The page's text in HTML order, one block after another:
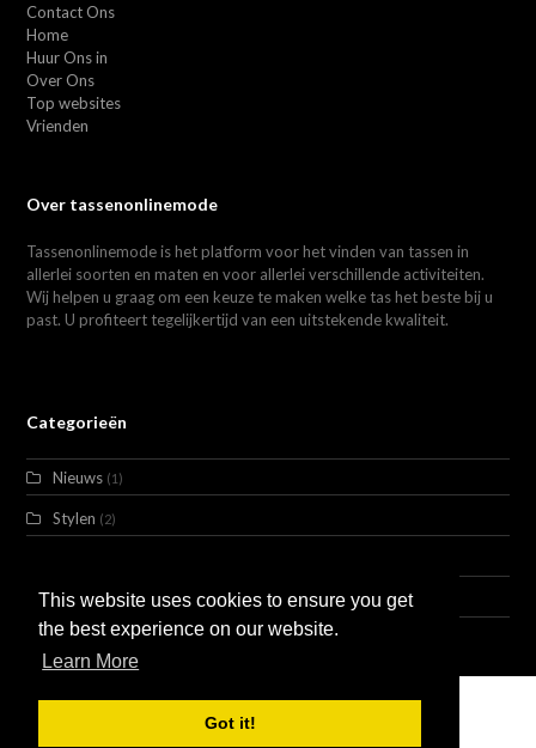
This website uses cookies to ensure you get
the best experience on our website.
Learn More
Got it!
Contact Ons
Home
Huur Ons in
Over Ons
Top websites
Vrienden
Over tassenonlinemode
Tassenonlinemode is het platform voor het vinden van tassen in
allerlei soorten en maten en voor allerlei verschillende activiteiten.
Wij helpen u graag om een keuze te maken welke tas het beste bij u
past. U profiteert tegelijkertijd van een uitstekende kwaliteit.
Categorieën
Nieuws (1)
Stylen (2)
Uncategorized (1)